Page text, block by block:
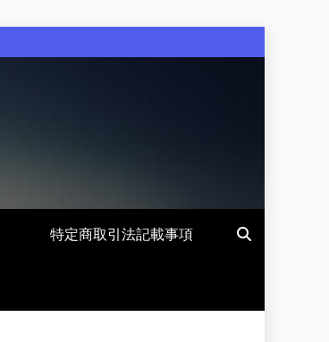
特定商取引法記載事項